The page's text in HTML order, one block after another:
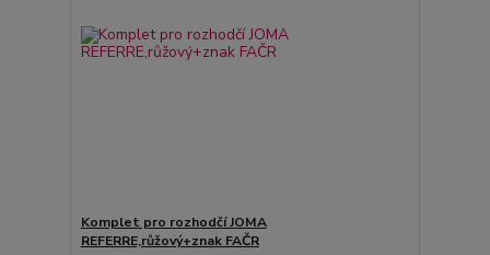
Komplet pro rozhodčí JOMA
REFERRE,růžový+znak FAČR